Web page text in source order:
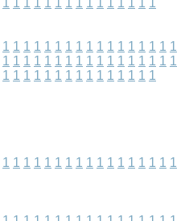
1 1 1 1 1 1 1 1 1 1 1 1 1 1 1 1 1
1 1 1 1 1 1 1 1 1 1 1 1 1 1 1 1 1
1 1 1 1 1 1 1 1 1 1 1 1 1 1 1
1 1 1 1 1 1 1 1 1 1 1 1 1 1 1 1 1